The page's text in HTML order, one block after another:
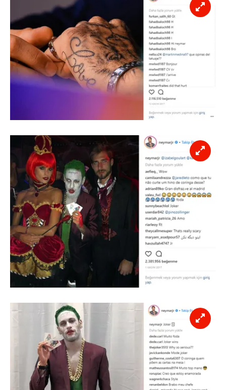
toplumu hizmetlerinin sunulması amacıyla
kullanılmaktadır. Diğer çerezler, sitemizin daha işlevsel
kılınması ve kişiselleştirilmesi ve sizlere yönelik
reklam/pazarlama faaliyetlerinin yapılması, amaçlarıyla
sınırlı olarak açık rızanız dahilinde kullanılacaktır.
Çerezlere ilişkin tercihlerinizi aşağıda yer alan panel
vasıtasıyla belirleyebilirsiniz. Çerezlere ilişkin detaylı bilgi
Çerez Bilgilendirme
6698 sayılı Kişisel Verilerin Korunması Kanunu uyarınca
hazırlanmış Aydınlatma Metnimizi okumak ve sitemizde
ilgili mevzuata uygun olarak kullanılan çerezlerle ilgili bilgi
almak için lütfentıklayınız.